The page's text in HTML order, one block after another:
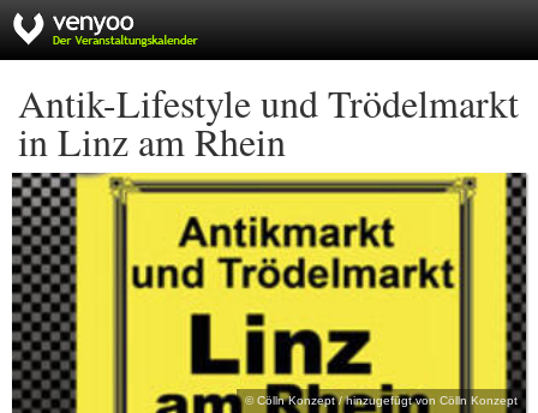
Antik-Lifestyle und Trödelmarkt
in Linz am Rhein
© Cölln Konzept / hinzugefügt von Cölln Konzept